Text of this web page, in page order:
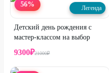
56% Легенда
Детский день рождения с
мастер-классом на выбор
9300₽21000₽